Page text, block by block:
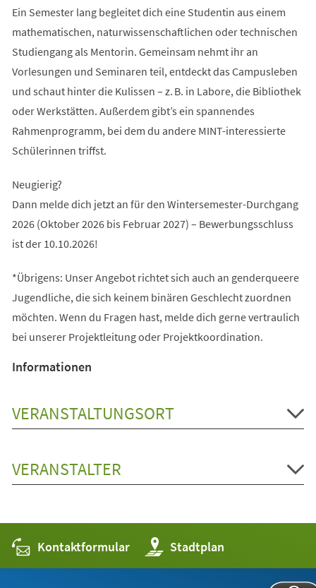
Ein Semester lang begleitet dich eine Studentin aus einem
mathematischen, naturwissenschaftlichen oder technischen
Studiengang als Mentorin. Gemeinsam nehmt ihr an
Vorlesungen und Seminaren teil, entdeckt das Campusleben
und schaut hinter die Kulissen – z. B. in Labore, die Bibliothek
oder Werkstätten. Außerdem gibt’s ein spannendes
Rahmenprogramm, bei dem du andere MINT-interessierte
Schülerinnen triffst.
Neugierig?
Dann melde dich jetzt an für den Wintersemester-Durchgang
2026 (Oktober 2026 bis Februar 2027) – Bewerbungsschluss
ist der 10.10.2026!
*Übrigens: Unser Angebot richtet sich auch an genderqueere
Jugendliche, die sich keinem binären Geschlecht zuordnen
möchten. Wenn du Fragen hast, melde dich gerne vertraulich
bei unserer Projektleitung oder Projektkoordination.
Informationen
VERANSTALTUNGSORT
VERANSTALTER
Kontaktformular Stadtplan
(Öffnet
in
einem